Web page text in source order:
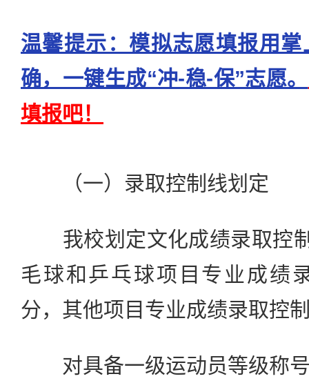
温馨提示：模拟志愿填报用
确，一键生成“冲-稳-保”志愿。
填报吧！
（一）录取控制线划定
我校划定文化成绩录取控
毛球和乒乓球项目专业成绩
分，其他项目专业成绩录取控
对具备一级运动员等级称号